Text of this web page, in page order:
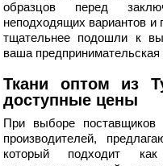
образцов перед
неподходящих вариантов и
тщательнее подошли к
ваша предпринимательская
Ткани оптом из
доступные цены
При выборе
производителей,
который подходит